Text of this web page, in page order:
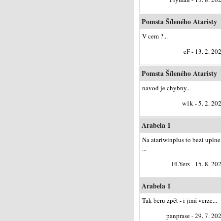
Pomsta Šíleného Ataristy
V cem ?...
eF - 13. 2.
Pomsta Šíleného Ataristy
navod je chybny...
w1k - 5. 2.
Arabela 1
Na atariwinplus to bezi uplne
...
FLYers - 15. 8.
Arabela 1
Tak beru zpět - i jiná verze...
panprase - 29. 7.